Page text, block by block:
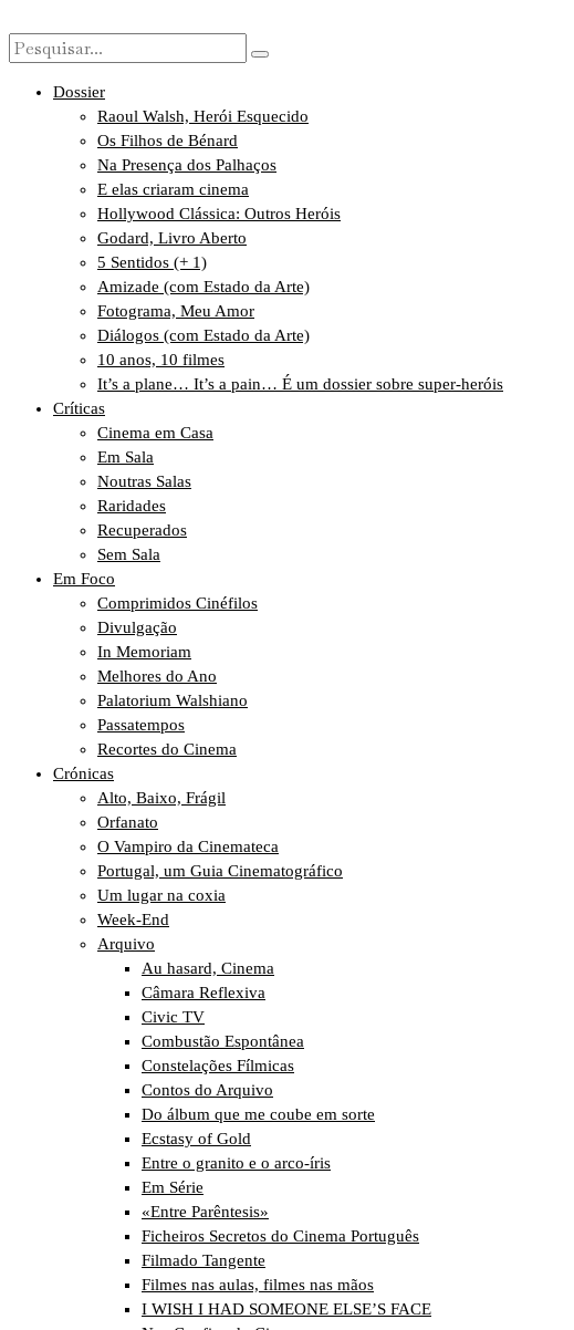
Dossier
Raoul Walsh, Herói Esquecido
Os Filhos de Bénard
Na Presença dos Palhaços
E elas criaram cinema
Hollywood Clássica: Outros Heróis
Godard, Livro Aberto
5 Sentidos (+ 1)
Amizade (com Estado da Arte)
Fotograma, Meu Amor
Diálogos (com Estado da Arte)
10 anos, 10 filmes
It’s a plane… It’s a pain… É um dossier sobre super-heróis
Críticas
Cinema em Casa
Em Sala
Noutras Salas
Raridades
Recuperados
Sem Sala
Em Foco
Comprimidos Cinéfilos
Divulgação
In Memoriam
Melhores do Ano
Palatorium Walshiano
Passatempos
Recortes do Cinema
Crónicas
Alto, Baixo, Frágil
Orfanato
O Vampiro da Cinemateca
Portugal, um Guia Cinematográfico
Um lugar na coxia
Week-End
Arquivo
Au hasard, Cinema
Câmara Reflexiva
Civic TV
Combustão Espontânea
Constelações Fílmicas
Contos do Arquivo
Do álbum que me coube em sorte
Ecstasy of Gold
Entre o granito e o arco-íris
Em Série
«Entre Parêntesis»
Ficheiros Secretos do Cinema Português
Filmado Tangente
Filmes nas aulas, filmes nas mãos
I WISH I HAD SOMEONE ELSE’S FACE